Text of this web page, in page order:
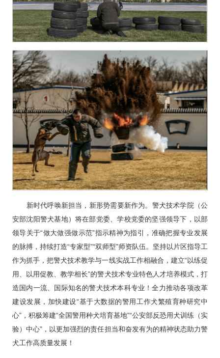
新时代呼唤新担当，新形势需要新作为。警犬技术学院（公
安部沈阳警犬基地）将在部党委、学校党委的坚强领导下，以部
领导关于“做大做强做示范”指示精神为指引，准确把握专业发展
的脉搏，持续打造“专家型”“双师型”师资队伍。坚持以片区指导工
作为抓手，把警犬技术教学与一线实战工作相融合，建立“以练促
用、以用促教、教学相长”的警犬技术专业特色人才培养模式，打
造国内一流、国际知名的警犬技术本科专业！全力推动各项改革
建设发展，加快建设“基于大数据的警用工作犬繁殖育种研究中
心”，积极筹建“全国警用种犬培育基地”“公安部反恐用犬训练（实
验）中心”，以更加强烈的责任担当和奋发有为的精神状态助力警
犬工作高质量发展！